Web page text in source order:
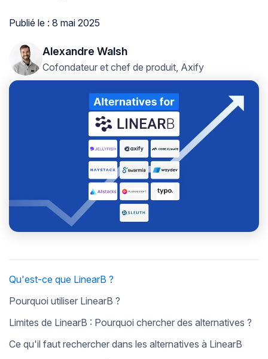
Publié le : 8 mai 2025
Alexandre Walsh
Cofondateur et chef de produit, Axify
Qu'est-ce que LinearB ?
Pourquoi utiliser LinearB ?
Limites de LinearB : Pourquoi chercher des alternatives ?
Ce qu'il faut rechercher dans les alternatives à LinearB